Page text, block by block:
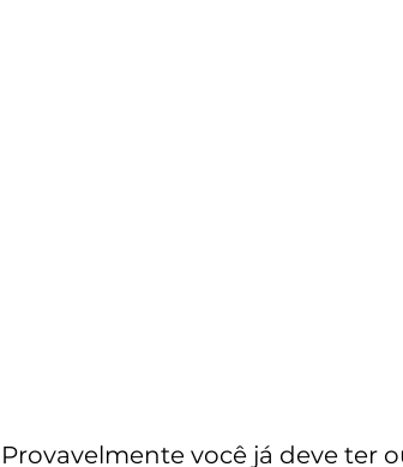
Provavelmente você já deve ter